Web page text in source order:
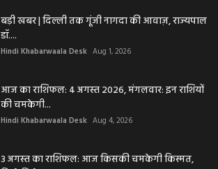
बड़ी खबर | दिल्ली तक गूंजी नागदा की आवाज़, राज्यपाल
डॉ....
Hindi Khabarwaala Desk Aug 1, 2026
आज का राशिफल: 4 अगस्त 2026, मंगलवार: इन राशियों
की चमकेगी...
Hindi Khabarwaala Desk Aug 4, 2026
3 अगस्त का राशिफल: आज किसकी चमकेगी किस्मत,